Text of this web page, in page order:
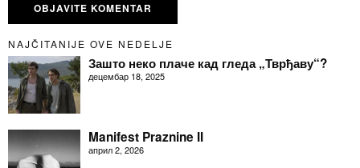
NAJČITANIJE OVE NEDELJE
Зашто неко плаче кад гледа „Тврђаву“?
децембар 18, 2025
Manifest Praznine II
април 2, 2026